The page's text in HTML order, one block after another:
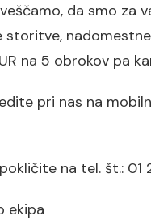
da smo za
storitve,
na 5 obrokov pa
pri nas na
na tel. št.: 01
ekipa